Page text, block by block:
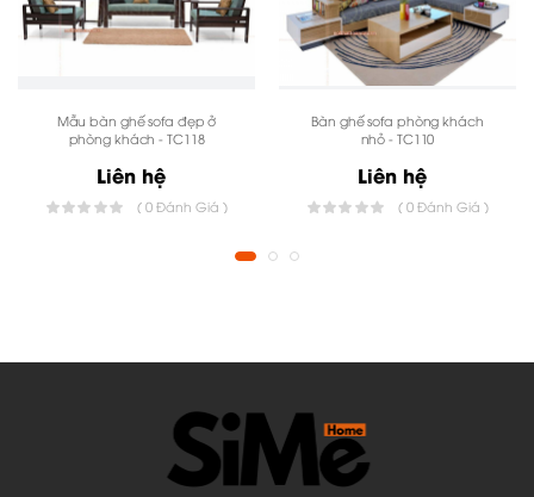
thật sự biết “đọc” gỗ và “hiểu” đường nét thiết kế
Phoenix được hoàn thiện bởi:
Mẫu bàn ghế sofa đẹp ở
phòng khách - TC118
Liên hệ
( 0 Đánh Giá )
Bàn ghế sofa phòng khách
nhỏ - TC110
Liên hệ
( 0 Đánh Giá )